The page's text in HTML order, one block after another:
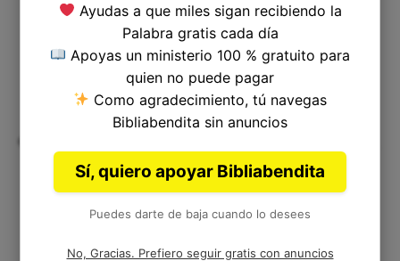
¿Por qué es importante la historia?
Ayudas a que miles sigan recibiendo la
Palabra gratis cada día
Apoyas un ministerio 100 % gratuito para
quien no puede pagar
Como agradecimiento, tú navegas
Bibliabendita sin anuncios
Sí, quiero apoyar Bibliabendita
Puedes darte de baja cuando lo desees
No, Gracias. Prefiero seguir gratis con anuncios